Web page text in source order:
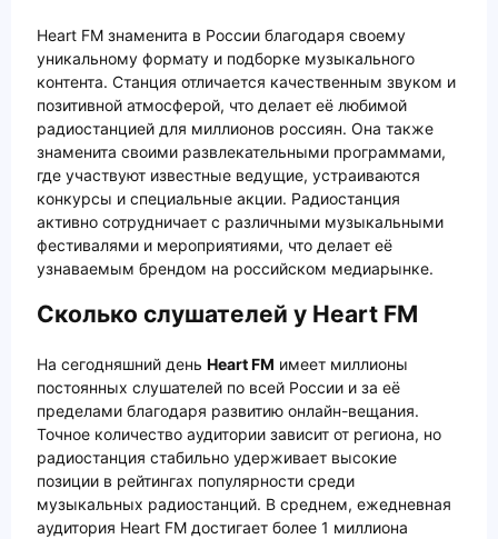
Heart FM знаменита в России благодаря своему
уникальному формату и подборке музыкального
контента. Станция отличается качественным звуком и
позитивной атмосферой, что делает её любимой
радиостанцией для миллионов россиян. Она также
знаменита своими развлекательными программами,
где участвуют известные ведущие, устраиваются
конкурсы и специальные акции. Радиостанция
активно сотрудничает с различными музыкальными
фестивалями и мероприятиями, что делает её
узнаваемым брендом на российском медиарынке.
Сколько слушателей у Heart FM
На сегодняшний день Heart FM имеет миллионы
постоянных слушателей по всей России и за её
пределами благодаря развитию онлайн-вещания.
Точное количество аудитории зависит от региона, но
радиостанция стабильно удерживает высокие
позиции в рейтингах популярности среди
музыкальных радиостанций. В среднем, ежедневная
аудитория Heart FM достигает более 1 миллиона